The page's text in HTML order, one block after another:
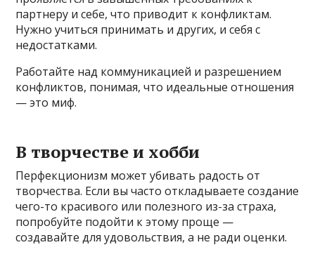
партнеру и себе, что приводит к конфликтам.
Нужно учиться принимать и других, и себя с
недостатками.
Работайте над коммуникацией и разрешением
конфликтов, понимая, что идеальные отношения
— это миф.
В творчестве и хобби
Перфекционизм может убивать радость от
творчества. Если вы часто откладываете создание
чего-то красивого или полезного из-за страха,
попробуйте подойти к этому проще —
создавайте для удовольствия, а не ради оценки.